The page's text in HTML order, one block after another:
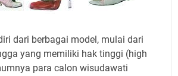
dari berbagai model, mulai dari
yang memiliki hak tinggi (high
para calon wisudawati